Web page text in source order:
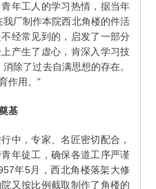
年工人的学习热情，据当年
厂制作本院西北角楼的件活
经常见到的，启发了一部分
产生了虚心，肯深入学习技
除了过去自满思想的存在。
作用。”
基
，专家、名匠密切配合，
年徒工，确保各道工序严谨
年5月，西北角楼落架大修
又按比例截取制作了角楼的